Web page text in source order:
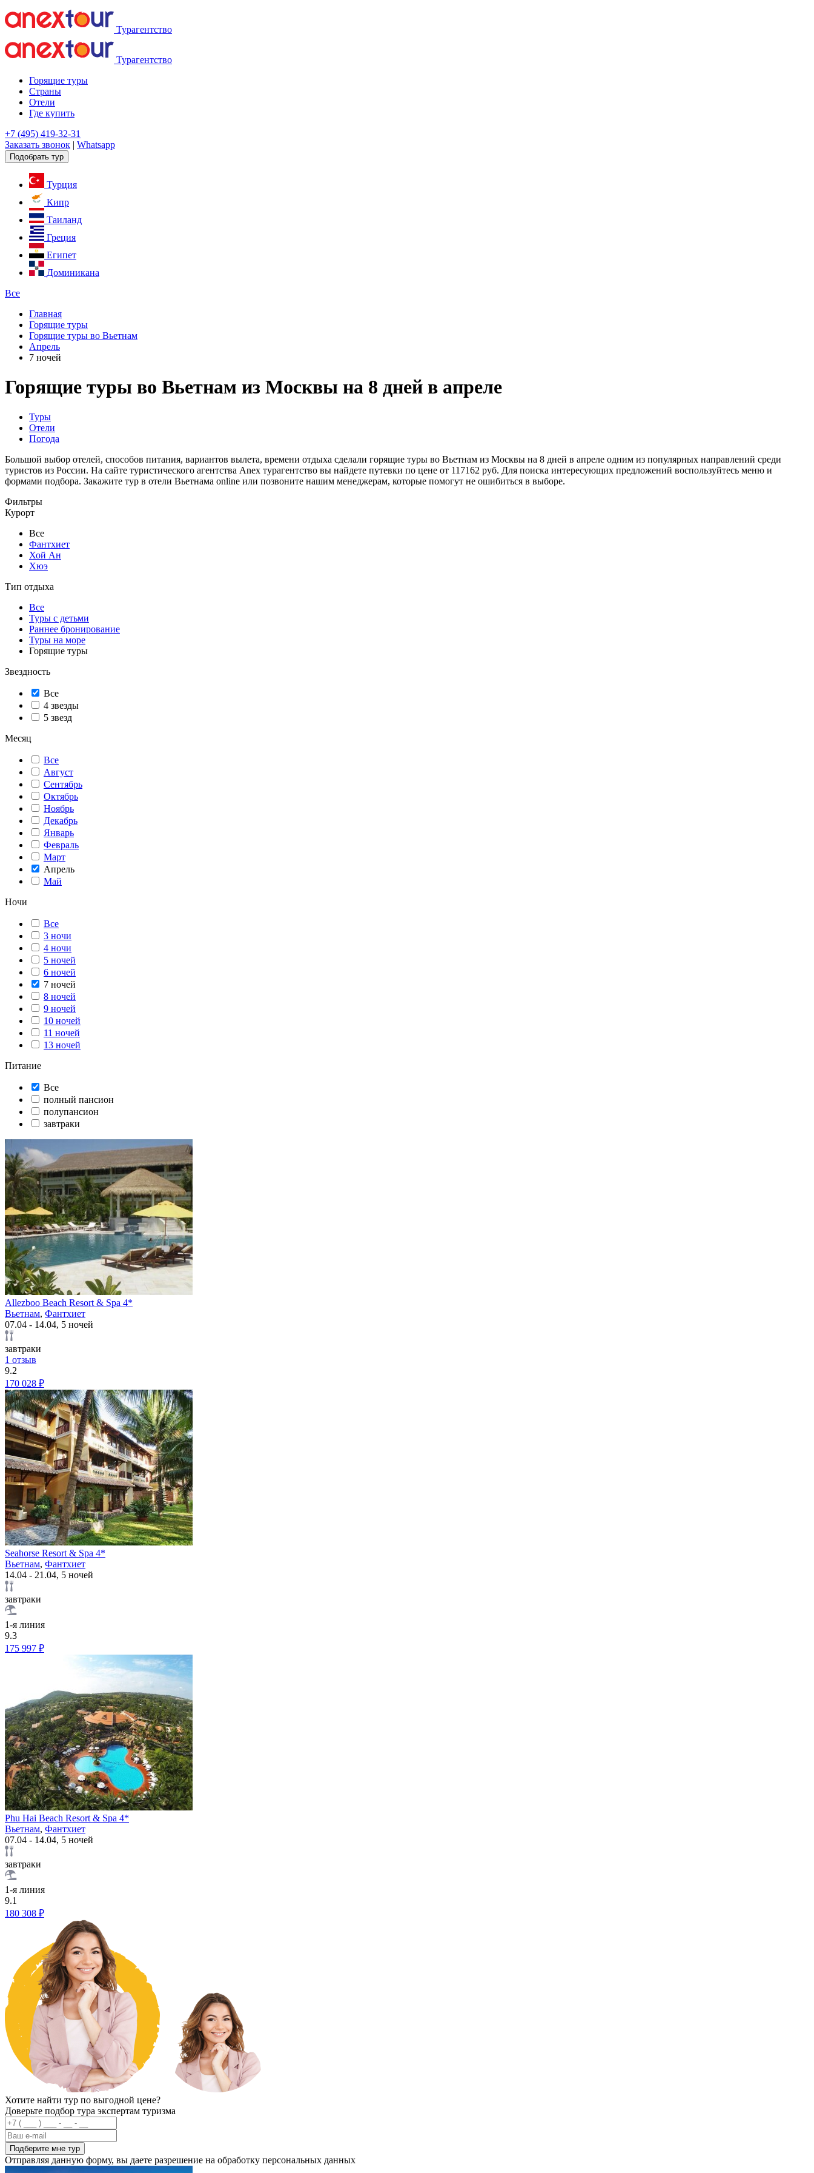
Турагентство
Турагентство
Горящие туры
Страны
Отели
Где купить
+7 (495) 419-32-31
Заказать звонок | Whatsapp
Подобрать тур
Турция
Кипр
Таиланд
Греция
Египет
Доминикана
Все
Главная
Горящие туры
Горящие туры во Вьетнам
Апрель
7 ночей
Горящие туры во Вьетнам из Москвы на 8 дней в апреле
Туры
Отели
Погода
Большой выбор отелей, способов питания, вариантов вылета, времени отдыха сделали горящие туры во Вьетнам из Москвы на 8 дней в апреле одним из популярных направлений среди
туристов из России. На сайте туристического агентства Anex турагентство вы найдете путевки по цене от 117162 руб. Для поиска интересующих предложений воспользуйтесь меню и
формами подбора. Закажите тур в отели Вьетнама online или позвоните нашим менеджерам, которые помогут не ошибиться в выборе.
Фильтры
Курорт
Все
Фантхиет
Хой Ан
Хюэ
Тип отдыха
Все
Туры с детьми
Раннее бронирование
Туры на море
Горящие туры
Звездность
Все
4 звезды
5 звезд
Месяц
Все
Август
Сентябрь
Октябрь
Ноябрь
Декабрь
Январь
Февраль
Март
Апрель
Май
Ночи
Все
3 ночи
4 ночи
5 ночей
6 ночей
7 ночей
8 ночей
9 ночей
10 ночей
11 ночей
13 ночей
Питание
Все
полный пансион
полупансион
завтраки
Allezboo Beach Resort & Spa 4*
Вьетнам, Фантхиет
07.04 - 14.04, 5 ночей
завтраки
1 отзыв
9.2
170 028 ₽
Seahorse Resort & Spa 4*
Вьетнам, Фантхиет
14.04 - 21.04, 5 ночей
завтраки
1-я линия
9.3
175 997 ₽
Phu Hai Beach Resort & Spa 4*
Вьетнам, Фантхиет
07.04 - 14.04, 5 ночей
завтраки
1-я линия
9.1
180 308 ₽
Хотите найти тур по выгодной цене?
Доверьте подбор тура экспертам туризма
Подберите мне тур
Отправляя данную форму, вы даете разрешение на обработку персональных данных